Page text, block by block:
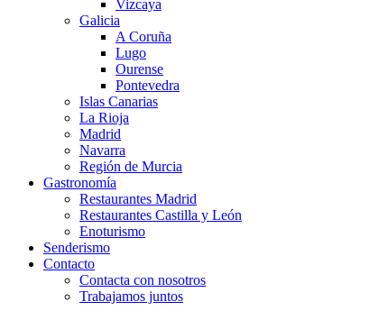
Vizcaya
Galicia
A Coruña
Lugo
Ourense
Pontevedra
Islas Canarias
La Rioja
Madrid
Navarra
Región de Murcia
Gastronomía
Restaurantes Madrid
Restaurantes Castilla y León
Enoturismo
Senderismo
Contacto
Contacta con nosotros
Trabajamos juntos